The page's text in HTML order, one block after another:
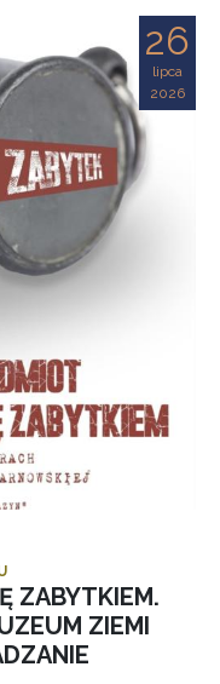
26
lipca
2026
ZABYTKIEM.
ZIEMI